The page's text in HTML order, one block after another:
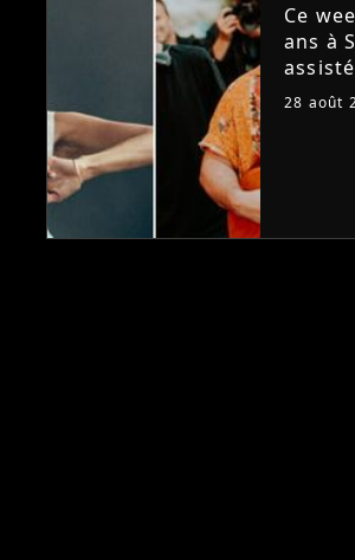
Ce
ans à
Billie
28 août